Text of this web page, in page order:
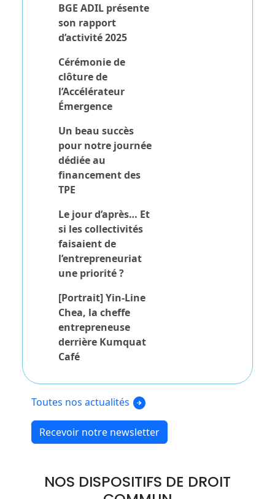
BGE ADIL présente
son rapport
d’activité 2025
Cérémonie de
clôture de
l’Accélérateur
Émergence
Un beau succès
pour notre journée
dédiée au
financement des
TPE
Le jour d’après… Et
si les collectivités
faisaient de
l’entrepreneuriat
une priorité ?
[Portrait] Yin-Line
Chea, la cheffe
entrepreneuse
derrière Kumquat
Café
Toutes nos actualités arrow_circle_right
Recevoir notre newsletter
NOS DISPOSITIFS DE DROIT